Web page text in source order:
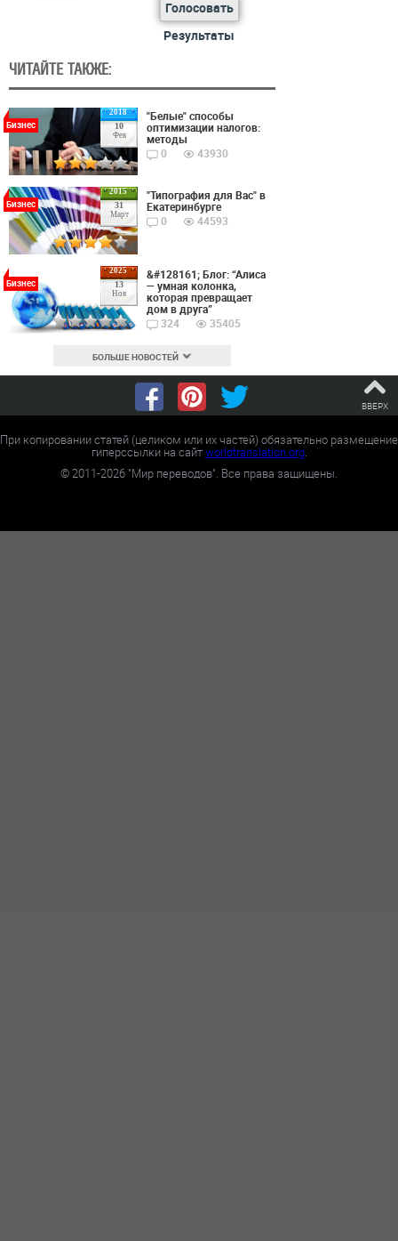
Голосовать
Результаты
ЧИТАЙТЕ ТАКЖЕ:
2018
10
Фев
Бизнес
"Белые" способы
оптимизации налогов:
методы
0
43930
2015
31
Март
Бизнес
"Типография для Вас" в
Екатеринбурге
0
44593
2025
13
Ноя
Бизнес
&#128161; Блог: “Алиса
— умная колонка,
которая превращает
дом в друга”
324
35405
БОЛЬШЕ НОВОСТЕЙ
ВВЕРХ
При копировании статей (целиком или их частей) обязательно размещение
гиперссылки на сайтworldtranslation.org.
©2011-2026 "Мир переводов". Все права защищены.